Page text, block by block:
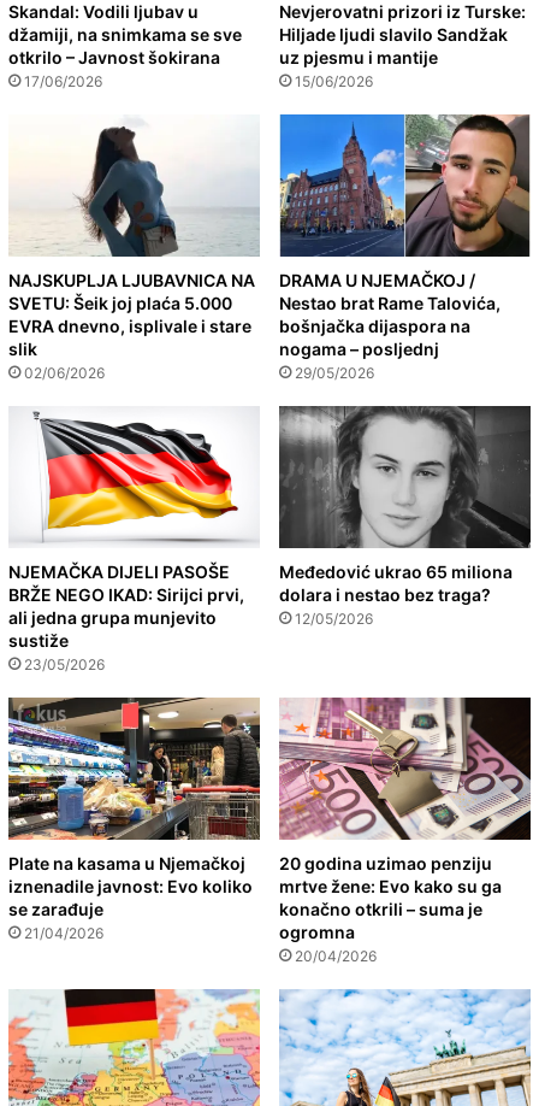
Skandal: Vodili ljubav u
džamiji, na snimkama se sve
otkrilo – Javnost šokirana
17/06/2026
Nevjerovatni prizori iz Turske:
Hiljade ljudi slavilo Sandžak
uz pjesmu i mantije
15/06/2026
NAJSKUPLJA LJUBAVNICA NA
SVETU: Šeik joj plaća 5.000
EVRA dnevno, isplivale i stare
slik
02/06/2026
DRAMA U NJEMAČKOJ /
Nestao brat Rame Talovića,
bošnjačka dijaspora na
nogama – posljednj
29/05/2026
NJEMAČKA DIJELI PASOŠE
BRŽE NEGO IKAD: Sirijci prvi,
ali jedna grupa munjevito
sustiže
23/05/2026
Međedović ukrao 65 miliona
dolara i nestao bez traga?
12/05/2026
Plate na kasama u Njemačkoj
iznenadile javnost: Evo koliko
se zarađuje
21/04/2026
20 godina uzimao penziju
mrtve žene: Evo kako su ga
konačno otkrili – suma je
ogromna
20/04/2026